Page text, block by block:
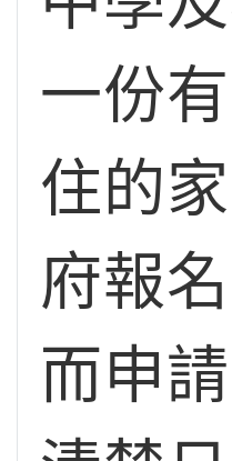
一份
住的
府報
而申